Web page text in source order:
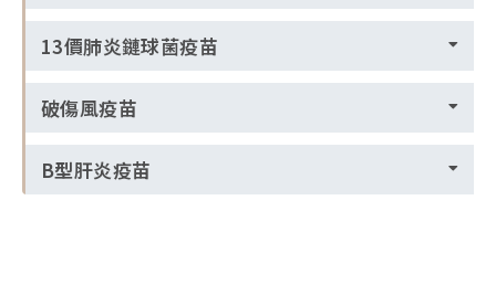
13價肺炎鏈球菌疫苗
破傷風疫苗
B型肝炎疫苗